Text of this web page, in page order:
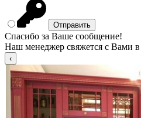
Спасибо за Ваше сообщение!
Наш менеджер свяжется с Вами